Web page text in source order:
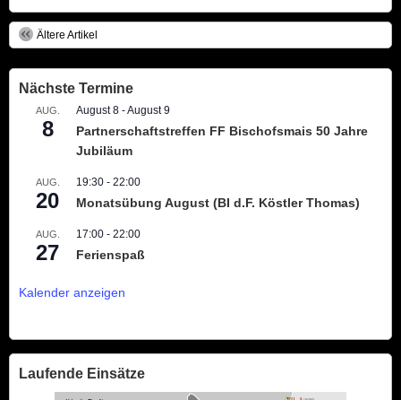
Ältere Artikel
Nächste Termine
AUG.
8
August 8 -August 9
Partnerschaftstreffen FF Bischofsmais 50 Jahre
Jubiläum
AUG.
20
19:30 - 22:00
Monatsübung August (BI d.F. Köstler Thomas)
AUG.
27
17:00 - 22:00
Ferienspaß
Kalender anzeigen
Laufende Einsätze